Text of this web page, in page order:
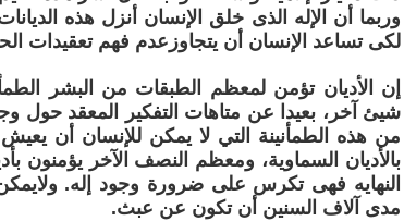
وربما أن الإله الذى خلق الإنسان أنزل هذه
لكى تساعد الإنسان أن يتجاوزعدم فهم تعقيدات
إن الأديان تؤمن لمعظم الطبقات من البشر
شيئ آخر، بعيدا عن متاهات التفكير المعقد حول
من هذه الطمأنينة التي لا يمكن للإنسان أن
بالأديان السماوية، ومعظم النصف الآخر يؤمنون
النهايه فهى تكرس على ضرورة وجود إله. ولايمكن
مدى آلاف السنين أن تكون عن عبث.